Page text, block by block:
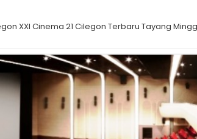
XXI Cinema 21 Cilegon Terbaru Tayang